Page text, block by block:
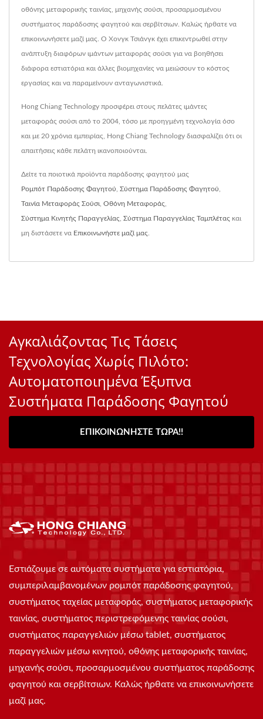
οθόνης μεταφορικής ταινίας, μηχανής σούσι, προσαρμοσμένου
συστήματος παράδοσης φαγητού και σερβίτσιων. Καλώς ήρθατε να
επικοινωνήσετε μαζί μας. Ο Χονγκ Τσιάνγκ έχει επικεντρωθεί στην
ανάπτυξη διαφόρων ιμάντων μεταφοράς σούσι για να βοηθήσει
διάφορα εστιατόρια και άλλες βιομηχανίες να μειώσουν το κόστος
εργασίας και να παραμείνουν ανταγωνιστικά.
Hong Chiang Technology προσφέρει στους πελάτες ιμάντες
μεταφοράς σούσι από το 2004, τόσο με προηγμένη τεχνολογία όσο
και με 20 χρόνια εμπειρίας, Hong Chiang Technology διασφαλίζει ότι οι
απαιτήσεις κάθε πελάτη ικανοποιούνται.
Δείτε τα ποιοτικά προϊόντα παράδοσης φαγητού μας
Ρομπότ Παράδοσης Φαγητού Σύστημα Παράδοσης Φαγητού
Ταινία Μεταφοράς Σούσι Οθόνη Μεταφοράς
Σύστημα Κινητής Παραγγελίας Σύστημα Παραγγελίας Ταμπλέτας και
μη διστάσετε να Επικοινωνήστε μαζί μας
Αγκαλιάζοντας Τις Τάσεις
Τεχνολογίας Χωρίς Πιλότο:
Αυτοματοποιημένα Έξυπνα
Συστήματα Παράδοσης Φαγητού
ΕΠΙΚΟΙΝΩΝΉΣΤΕ ΤΏΡΑ!!
Εστιάζουμε σε αυτόματα συστήματα για εστιατόρια,
συμπεριλαμβανομένων ρομπότ παράδοσης φαγητού,
συστήματος ταχείας μεταφοράς, συστήματος μεταφορικής
ταινίας, συστήματος περιστρεφόμενης ταινίας σούσι,
συστήματος παραγγελιών μέσω tablet, συστήματος
παραγγελιών μέσω κινητού, οθόνης μεταφορικής ταινίας,
μηχανής σούσι, προσαρμοσμένου συστήματος παράδοσης
φαγητού και σερβίτσιων. Καλώς ήρθατε να επικοινωνήσετε
μαζί μας.